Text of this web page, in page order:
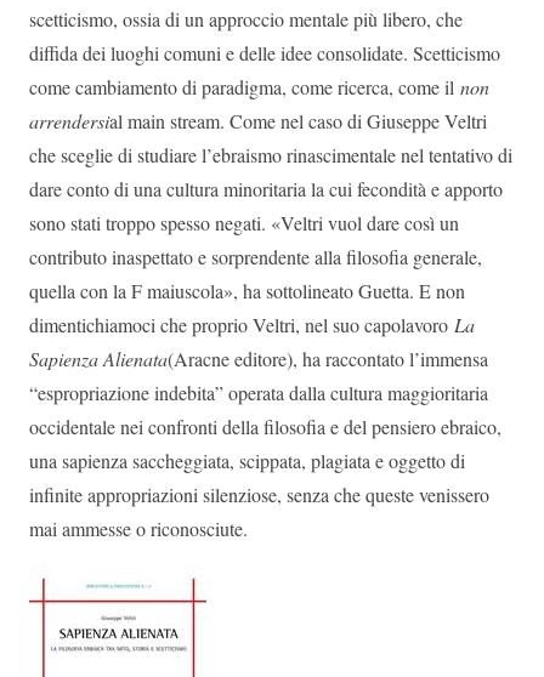
scetticismo, ossia di un approccio mentale più libero, che
diffida dei luoghi comuni e delle idee consolidate. Scetticismo
come cambiamento di paradigma, come ricerca, come il non
arrendersial main stream. Come nel caso di Giuseppe Veltri
che sceglie di studiare l’ebraismo rinascimentale nel tentativo di
dare conto di una cultura minoritaria la cui fecondità e apporto
sono stati troppo spesso negati. «Veltri vuol dare così un
contributo inaspettato e sorprendente alla filosofia generale,
quella con la F maiuscola», ha sottolineato Guetta. E non
dimentichiamoci che proprio Veltri, nel suo capolavoro La
Sapienza Alienata(Aracne editore), ha raccontato l’immensa
“espropriazione indebita” operata dalla cultura maggioritaria
occidentale nei confronti della filosofia e del pensiero ebraico,
una sapienza saccheggiata, scippata, plagiata e oggetto di
infinite appropriazioni silenziose, senza che queste venissero
mai ammesse o riconosciute.